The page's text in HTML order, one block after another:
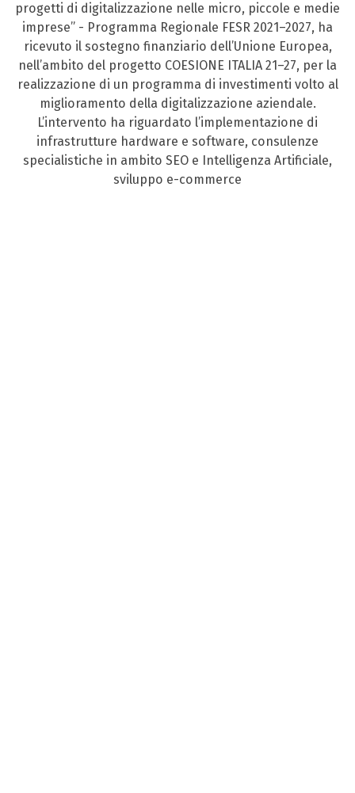
progetti di digitalizzazione nelle micro, piccole e medie
imprese” - Programma Regionale FESR 2021–2027, ha
ricevuto il sostegno finanziario dell’Unione Europea,
nell’ambito del progetto COESIONE ITALIA 21–27, per la
realizzazione di un programma di investimenti volto al
miglioramento della digitalizzazione aziendale.
L’intervento ha riguardato l’implementazione di
infrastrutture hardware e software, consulenze
specialistiche in ambito SEO e Intelligenza Artificiale,
sviluppo e-commerce